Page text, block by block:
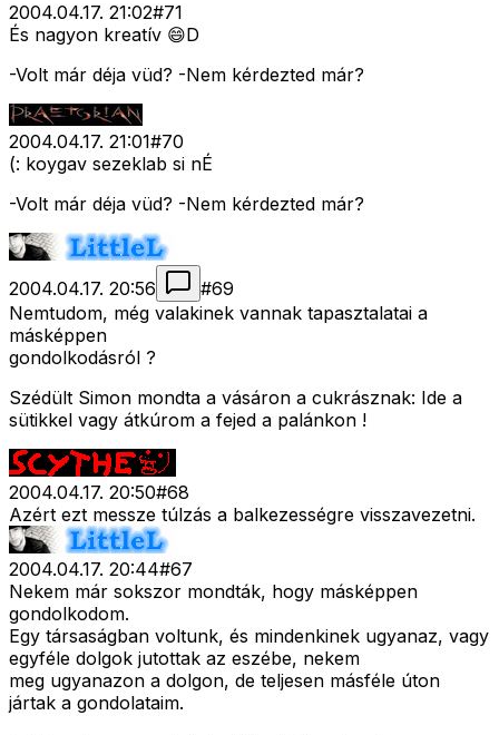
2004.04.17. 21:02#71
És nagyon kreatív 😄D
-Volt már déja vüd? -Nem kérdezted már?
2004.04.17. 21:01#70
(: koygav sezeklab si nÉ
-Volt már déja vüd? -Nem kérdezted már?
2004.04.17. 20:56 #69
Nemtudom, még valakinek vannak tapasztalatai a
másképpen
gondolkodásról ?
Szédült Simon mondta a vásáron a cukrásznak: Ide a
sütikkel vagy átkúrom a fejed a palánkon !
2004.04.17. 20:50#68
Azért ezt messze túlzás a balkezességre visszavezetni.
2004.04.17. 20:44#67
Nekem már sokszor mondták, hogy másképpen
gondolkodom.
Egy társaságban voltunk, és mindenkinek ugyanaz, vagy
egyféle dolgok jutottak az eszébe, nekem
meg ugyanazon a dolgon, de teljesen másféle úton
jártak a gondolataim.